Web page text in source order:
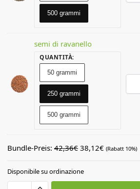
500 grammi
semi di ravanello
QUANTITÀ:
50 grammi
250 grammi
500 grammi
Bundle-Preis: 42,36€ 38,12€ (Rabatt 10%)
Disponibile su ordinazione